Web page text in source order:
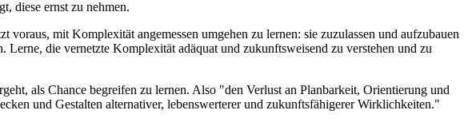
diese ernst zu nehmen.
mit Komplexität angemessen umgehen zu lernen: sie zuzulassen und aufzubauen
die vernetzte Komplexität adäquat und zukunftsweisend zu verstehen und zu
als Chance begreifen zu lernen. Also "den Verlust an Planbarkeit, Orientierung und
und Gestalten alternativer, lebenswerterer und zukunftsfähigerer Wirklichkeiten."